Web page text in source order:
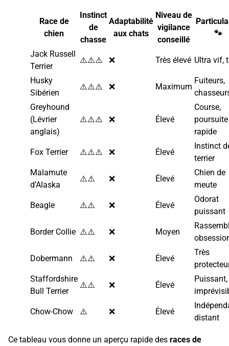
Race de
chien
Instinct
de
chasse
Adaptabilité
aux chats
Niveau de
vigilance
conseillé
🐾
Jack Russell
Terrier
⚠️⚠️⚠️ ❌ Très élevé Ultra vif,
Husky
Sibérien
⚠️⚠️⚠️ ❌ Maximum
Fuiteurs,
Greyhound
(Lévrier
anglais)
⚠️⚠️⚠️ ❌ Élevé
Course,
poursuite
rapide
Fox Terrier ⚠️⚠️⚠️ ❌ Élevé
Instinct
terrier
Malamute
d’Alaska
⚠️⚠️ ❌ Élevé
Chien de
meute
Beagle ⚠️⚠️ ❌ Élevé
Odorat
puissant
Border Collie ⚠️⚠️ ❌ Moyen
Dobermann ⚠️⚠️ ❌ Élevé
Très
Staffordshire
Bull Terrier
⚠️⚠️ ❌ Élevé
Puissant,
Chow-Chow ⚠️ ❌ Élevé
distant
Ce tableau vous donne un aperçu rapide des races de